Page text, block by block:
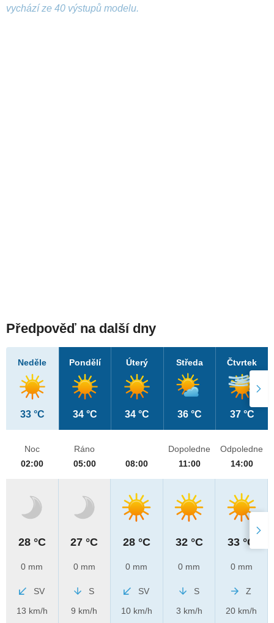
vychází ze 40 výstupů modelu.
Předpověď na další dny
Neděle
33 °C
Pondělí
34 °C
Úterý
34 °C
Středa
36 °C
Čtvrtek
37 °C
Noc
02:00
28 °C
0 mm
SV
13 km/h
Ráno
05:00
27 °C
0 mm
S
9 km/h
08:00
28 °C
0 mm
SV
10 km/h
Dopoledne
11:00
32 °C
0 mm
S
3 km/h
Odpoledne
14:00
33 °C
0 mm
Z
20 km/h